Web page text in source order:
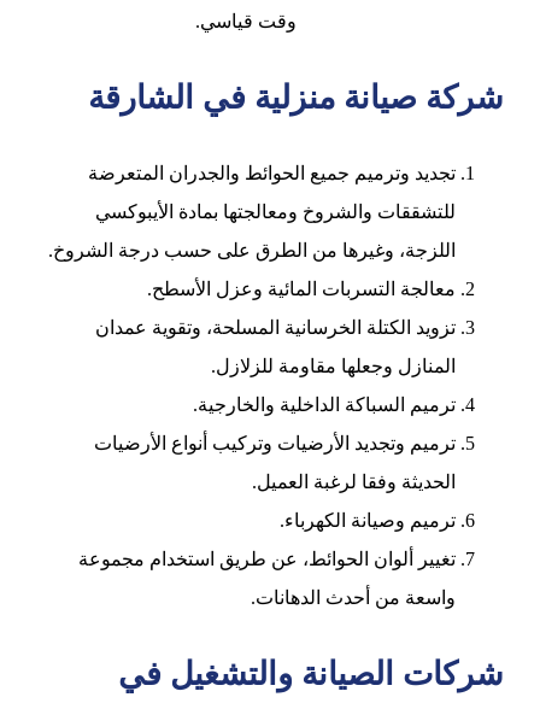
وقت قياسي.
شركة صيانة منزلية في الشارقة
تجديد وترميم جميع الحوائط والجدران المتعرضة
للتشققات والشروخ ومعالجتها بمادة الأيبوكسي
اللزجة، وغيرها من الطرق على حسب درجة الشروخ.
معالجة التسربات المائية وعزل الأسطح.
تزويد الكتلة الخرسانية المسلحة، وتقوية عمدان
المنازل وجعلها مقاومة للزلازل.
ترميم السباكة الداخلية والخارجية.
ترميم وتجديد الأرضيات وتركيب أنواع الأرضيات
الحديثة وفقا لرغبة العميل.
ترميم وصيانة الكهرباء.
تغيير ألوان الحوائط، عن طريق استخدام مجموعة
واسعة من أحدث الدهانات.
شركات الصيانة والتشغيل في